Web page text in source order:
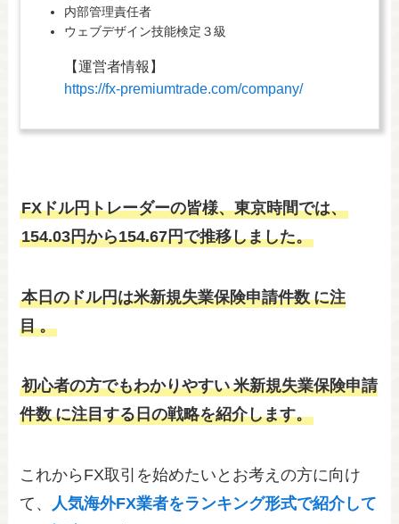
内部管理責任者
ウェブデザイン技能検定３級
【運営者情報】
https://fx-premiumtrade.com/company/
FXドル円トレーダーの皆様、東京時間では、
154.03円から154.67円で推移しました。
本日のドル円は米新規失業保険申請件数 に注
目 。
初心者の方でもわかりやすい 米新規失業保険申請
件数 に注目する日の戦略を紹介します。
これからFX取引を始めたいとお考えの方に向け
て、 人気海外FX業者をランキング形式で紹介して